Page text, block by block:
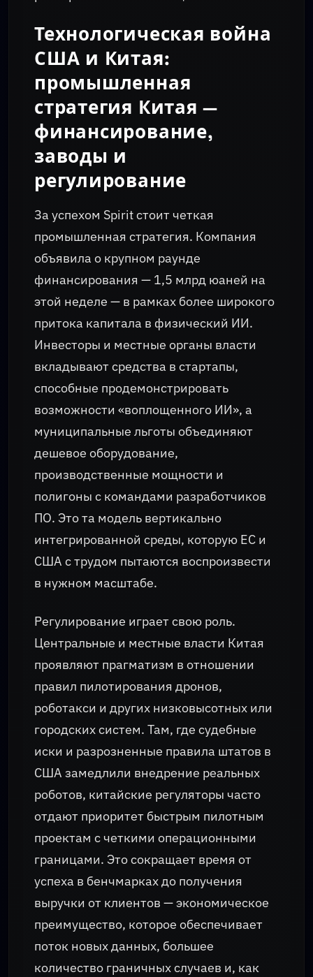
Технологическая война
США и Китая:
промышленная
стратегия Китая —
финансирование,
заводы и
регулирование
За успехом Spirit стоит четкая
промышленная стратегия. Компания
объявила о крупном раунде
финансирования — 1,5 млрд юаней на
этой неделе — в рамках более широкого
притока капитала в физический ИИ.
Инвесторы и местные органы власти
вкладывают средства в стартапы,
способные продемонстрировать
возможности «воплощенного ИИ», а
муниципальные льготы объединяют
дешевое оборудование,
производственные мощности и
полигоны с командами разработчиков
ПО. Это та модель вертикально
интегрированной среды, которую ЕС и
США с трудом пытаются воспроизвести
в нужном масштабе.
Регулирование играет свою роль.
Центральные и местные власти Китая
проявляют прагматизм в отношении
правил пилотирования дронов,
роботакси и других низковысотных или
городских систем. Там, где судебные
иски и разрозненные правила штатов в
США замедлили внедрение реальных
роботов, китайские регуляторы часто
отдают приоритет быстрым пилотным
проектам с четкими операционными
границами. Это сокращает время от
успеха в бенчмарках до получения
выручки от клиентов — экономическое
преимущество, которое обеспечивает
поток новых данных, большее
количество граничных случаев и, как